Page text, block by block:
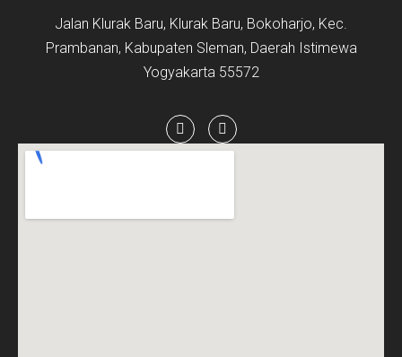
Jalan Klurak Baru, Klurak Baru, Bokoharjo, Kec.
Prambanan, Kabupaten Sleman, Daerah Istimewa
Yogyakarta 55572